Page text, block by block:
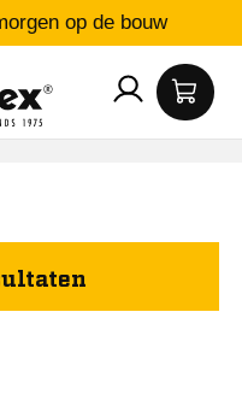
op de bouw